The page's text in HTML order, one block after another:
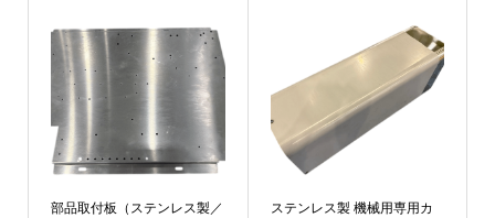
部品取付板（ステンレス製／
ステンレス製 機械用専用カ